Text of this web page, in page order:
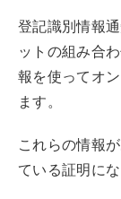
登記識別情報
ットの組み合
報を使ってオ
ます。
これらの情報
ている証明にな